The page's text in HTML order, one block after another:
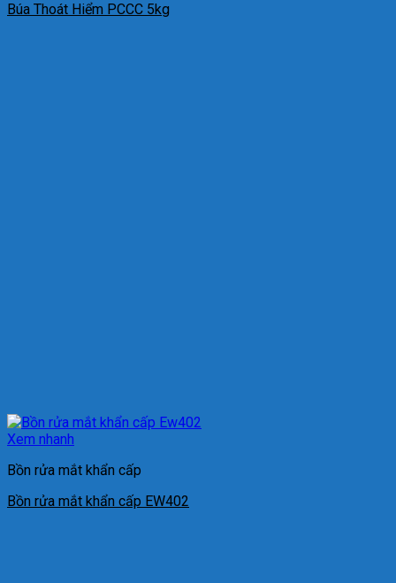
Búa Thoát Hiểm PCCC 5kg
Xem nhanh
Bồn rửa mắt khẩn cấp
Bồn rửa mắt khẩn cấp EW402